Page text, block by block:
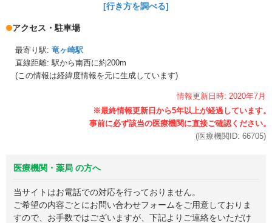
[行き方を調べる]
アクセス・駐車場
最寄り駅: 竜ヶ崎駅
直線距離: 駅から南西に約200m
(この情報は経緯度情報を元に生成しています)
情報更新日時: 2020年7月
(医療機関ID: 66705)
医療機関・薬局 の方へ
当サイトはお電話での対応を行っておりません。
ご希望の内容ごとにお問い合わせフォームをご用意しておりま
すので、お手数ではございますが、下記よりご連絡をいただけ